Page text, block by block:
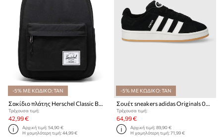
-5% ΜΕ ΚΩΔΙΚΟ: TAN
Σακίδιο πλάτης Herschel Classic Backpack
Τρέχουσα τιμή:
42,99 €
Αρχική τιμή:54,90 €
Η χαμηλότερη τιμή:44,99 €
-5% ΜΕ ΚΩΔΙΚΟ: TAN
Σουέτ sneakers adidas Originals 0Campus 00s
Τρέχουσα τιμή:
64,99 €
Αρχική τιμή:89,90 €
Η χαμηλότερη τιμή:71,99 €